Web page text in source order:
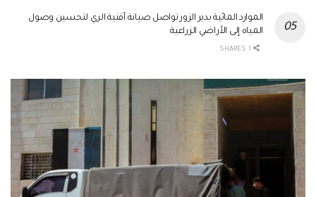
الموارد المائية بدير الزور تواصل صيانة أقنية الري لتحسين وصول
المياه إلى الأراضي الزراعية